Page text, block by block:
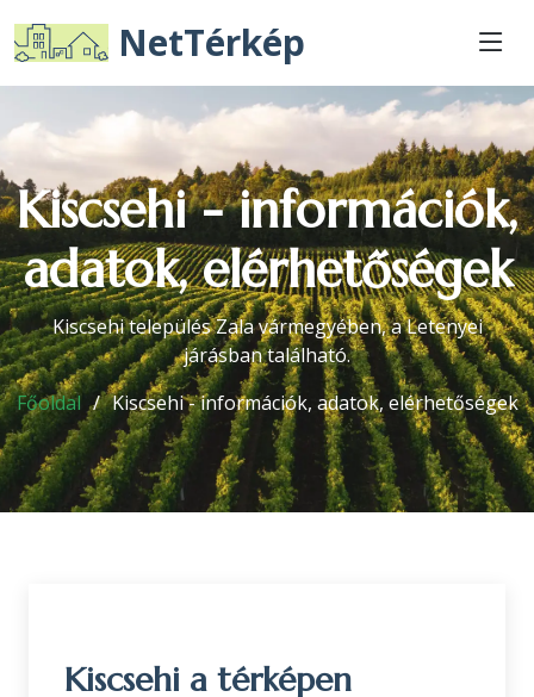
NetTérkép
Kiscsehi - információk,
adatok, elérhetőségek
Kiscsehi település Zala vármegyében, a Letenyei
járásban található.
Főoldal
Kiscsehi - információk, adatok, elérhetőségek
Kiscsehi a térképen